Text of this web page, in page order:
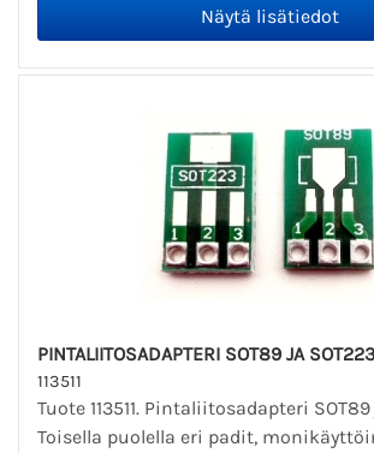
PINTALIITOSADAPTERI SOT89 JA SOT223
113511
Tuote 113511. Pintaliitosadapteri
Toisella puolella eri padit,